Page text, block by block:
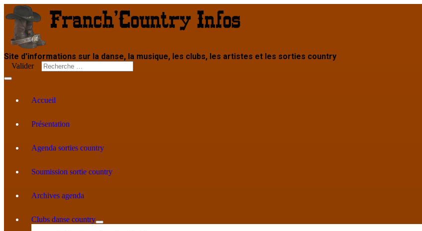
Site d'informations sur la danse, la musique, les clubs, les artistes et les sorties country
Valider
Accueil
Présentation
Agenda sorties country
Soumission sortie country
Archives agenda
Clubs danse country